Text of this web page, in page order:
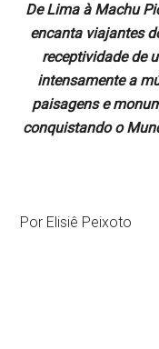
De Lima à Machu
encanta viajantes
receptividade de
intensamente a
paisagens e
conquistando o
Por Elisiê Peixoto